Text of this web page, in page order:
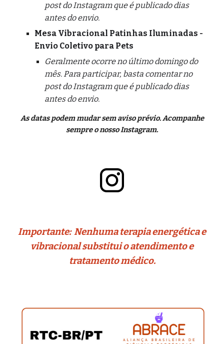
post do Instagram que é publicado dias
antes do envio.
Mesa Vibracional Patinhas Iluminadas -
Envio Coletivo para Pets
Geralmente ocorre no último domingo do
mês. Para participar, basta comentar no
post do Instagram que é publicado dias
antes do envio.
As datas podem mudar sem aviso prévio. Acompanhe
sempre o nosso Instagram.
Importante:Nenhuma terapiaenergética e
vibracionalsubstitui o atendimento e
tratamento médico.